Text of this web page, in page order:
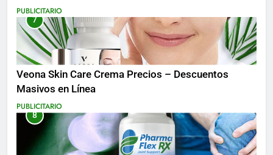
Costa Rica y Más
PUBLICITARIO
7
Veona Skin Care Crema Precios – Descuentos
Masivos en Línea
PUBLICITARIO
8